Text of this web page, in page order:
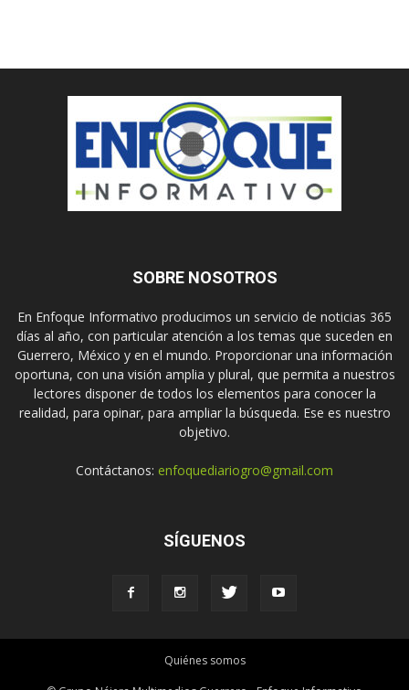
SOBRE NOSOTROS
En Enfoque Informativo producimos un servicio de noticias 365
días al año, con particular atención a los temas que suceden en
Guerrero, México y en el mundo. Proporcionar una información
oportuna, con una visión amplia y plural, que permita a nuestros
lectores disponer de todos los elementos para conocer la
realidad, para opinar, para ampliar la búsqueda. Ese es nuestro
objetivo.
Contáctanos: enfoquediariogro@gmail.com
SÍGUENOS
Quiénes somos